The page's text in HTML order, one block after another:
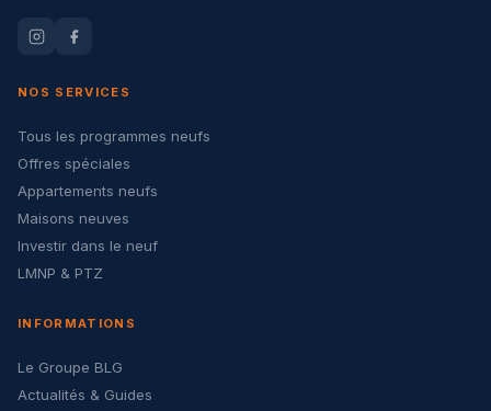
NOS SERVICES
Tous les programmes neufs
Offres spéciales
Appartements neufs
Maisons neuves
Investir dans le neuf
LMNP & PTZ
INFORMATIONS
Le Groupe BLG
Actualités & Guides